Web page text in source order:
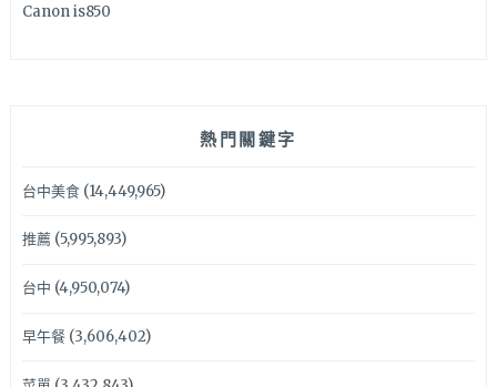
Canon is850
熱門關鍵字
台中美食(14,449,965)
推薦(5,995,893)
台中 (4,950,074)
早午餐(3,606,402)